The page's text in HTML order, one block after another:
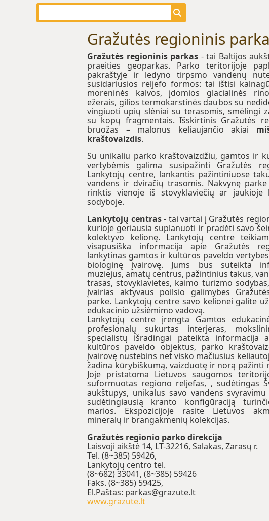
Gražutės regioninis
Gražutės regioninis parkas - tai Baltijos
praeities geoparkas. Parko teritorijoje
pakraštyje ir ledyno tirpsmo vandenų
susidariusios reljefo formos: tai ištisi
moreninės kalvos, įdomios glacialinės
ežerais, gilios termokarstinės daubos su
vingiuoti upių slėniai su terasomis, smėlingi
su kopų fragmentais. Išskirtinis Gražutės
bruožas – malonus keliaujančio akiai
kraštovaizdis.
Su unikaliu parko kraštovaizdžiu, gamtos ir
vertybėmis galima susipažinti Gražutės
Lankytojų centre, lankantis pažintiniuose
vandens ir dviračių trasomis. Nakvynę
rinktis vienoje iš stovyklaviečių ar jaukioje
sodyboje.
Lankytojų centras- tai vartai į Gražutės
kurioje geriausia suplanuoti ir pradėti savo
kolektyvo kelionę. Lankytojų centre
visapusiška informacija apie Gražutės
lankytinas gamtos ir kultūros paveldo
biologinę įvairovę. Jums bus suteikta
muziejus, amatų centrus, pažintinius takus,
trasas, stovyklavietes, kaimo turizmo
įvairias aktyvaus poilsio galimybes
parke. Lankytojų centre savo kelionei galite
edukacinio užsiėmimo vadovą.
Lankytojų centre įrengta Gamtos
profesionalų sukurtas interjeras,
specialistų išradingai pateikta informacija
kultūros paveldo objektus, parko
įvairovę nustebins net visko mačiusius
žadina kūrybiškumą, vaizduotę ir norą pažinti
Joje pristatoma Lietuvos saugomos
suformuotas regiono reljefas, , sudėtingas
aukštupys, unikalus savo vandens svyravimu
sudėtingiausią kranto konfigūraciją
marios. Ekspozicijoje rasite Lietuvos
mineralų ir brangakmenių kolekcijas.
Gražutės regionio parko direkcija
Laisvoji aikštė 14, LT-32216, Salakas, Zarasų r.
Tel. (8~385) 59426,
Lankytojų centro tel.
(8~682) 33041, (8~385) 59426
Faks. (8~385) 59425,
El.Paštas: parkas@grazute.lt
www.grazute.lt